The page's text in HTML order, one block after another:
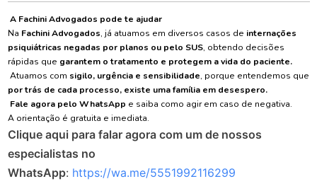
A Fachini Advogados pode te ajudar
Na Fachini Advogados, já atuamos em diversos casos de internações
psiquiátricas negadas por planos ou pelo SUS, obtendo decisões
rápidas que garantem o tratamento e protegem a vida do paciente.
Atuamos com sigilo, urgência e sensibilidade, porque entendemos que
por trás de cada processo, existe uma família em desespero.
Fale agora pelo WhatsApp e saiba como agir em caso de negativa.
A orientação é gratuita e imediata.
Clique aqui para falar agora com um de nossos
especialistas no
WhatsApp: https://wa.me/5551992116299